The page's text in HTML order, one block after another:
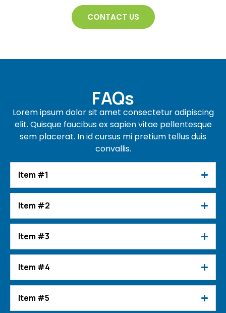
CONTACT US
FAQs
Lorem ipsum dolor sit amet consectetur adipiscing
elit. Quisque faucibus ex sapien vitae pellentesque
sem placerat. In id cursus mi pretium tellus duis
convallis.
Item #1
Item #2
Item #3
Item #4
Item #5